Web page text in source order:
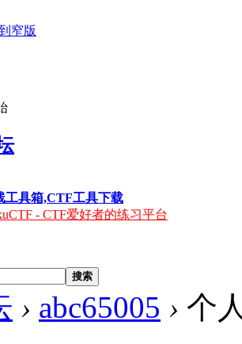
窄版
工具箱,CTF工具下载
- CTF爱好者的练习平台
搜索
› abc65005 › 个